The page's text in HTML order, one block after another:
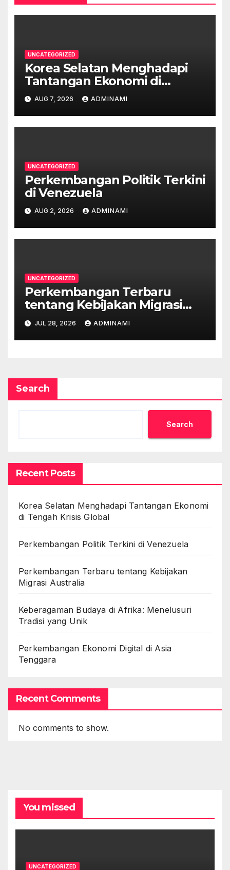
UNCATEGORIZED
Korea Selatan Menghadapi
Tantangan Ekonomi di
Tengah Krisis Global
AUG 7, 2026 ADMINAMI
UNCATEGORIZED
Perkembangan Politik Terkini
di Venezuela
AUG 2, 2026 ADMINAMI
UNCATEGORIZED
Perkembangan Terbaru
tentang Kebijakan Migrasi
Australia
JUL 28, 2026 ADMINAMI
Search
Search
Recent Posts
Korea Selatan Menghadapi Tantangan Ekonomi
di Tengah Krisis Global
Perkembangan Politik Terkini di Venezuela
Perkembangan Terbaru tentang Kebijakan
Migrasi Australia
Keberagaman Budaya di Afrika: Menelusuri
Tradisi yang Unik
Perkembangan Ekonomi Digital di Asia
Tenggara
Recent Comments
No comments to show.
You missed
UNCATEGORIZED